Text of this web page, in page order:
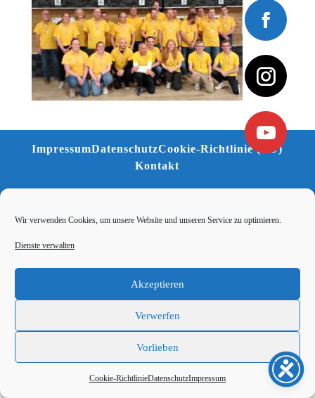
Wir verwenden Cookies, um unsere Website und unseren Service zu optimieren.
Dienste verwalten
Akzeptieren
Verwerfen
Vorlieben
Cookie-RichtlinieDatenschutzImpressum
ImpressumDatenschutzCookie-Richtlinie (EU)
Kontakt